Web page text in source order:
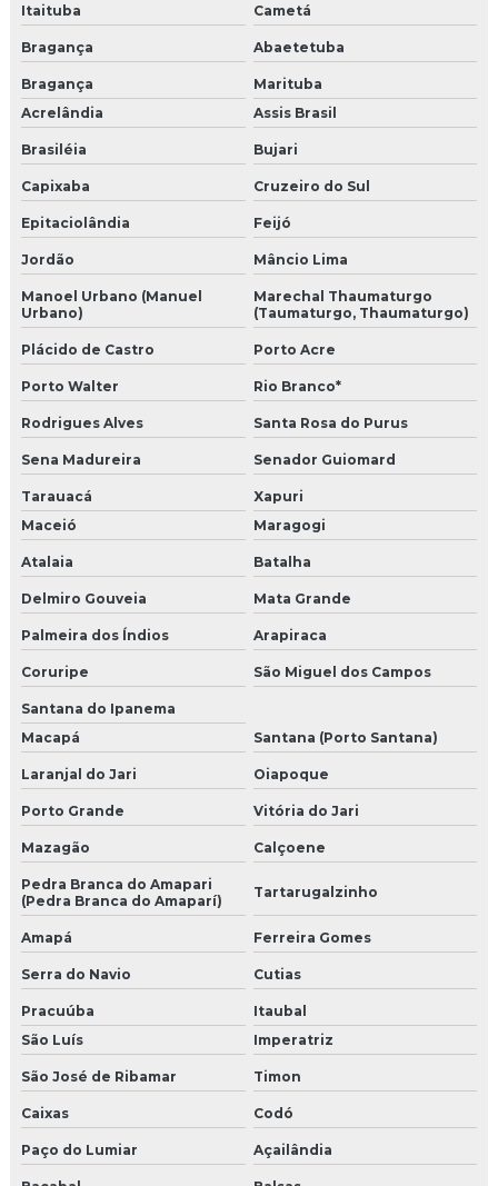
Itaituba Cametá
Bragança Abaetetuba
Bragança
Marituba
Acrelândia
Assis Brasil
Brasiléia Bujari
Capixaba Cruzeiro do Sul
Epitaciolândia Feijó
Jordão Mâncio Lima
Manoel Urbano (Manuel
Urbano)
Marechal Thaumaturgo
(Taumaturgo, Thaumaturgo)
Plácido de Castro Porto Acre
Porto Walter Rio Branco*
Rodrigues Alves Santa Rosa do Purus
Sena Madureira Senador Guiomard
Tarauacá
Xapuri
Maceió
Maragogi
Atalaia Batalha
Delmiro Gouveia Mata Grande
Palmeira dos Índios Arapiraca
Coruripe São Miguel dos Campos
Santana do Ipanema
Macapá
Santana (Porto Santana)
Laranjal do Jari Oiapoque
Porto Grande Vitória do Jari
Mazagão Calçoene
Pedra Branca do Amapari
(Pedra Branca do Amaparí)
Tartarugalzinho
Amapá Ferreira Gomes
Serra do Navio Cutias
Pracuúba
Itaubal
São Luís
Imperatriz
São José de Ribamar Timon
Caixas Codó
Paço do Lumiar Açailândia